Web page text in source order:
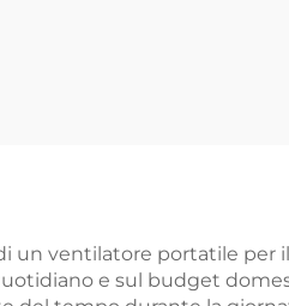
un ventilatore portatile
e sul budget